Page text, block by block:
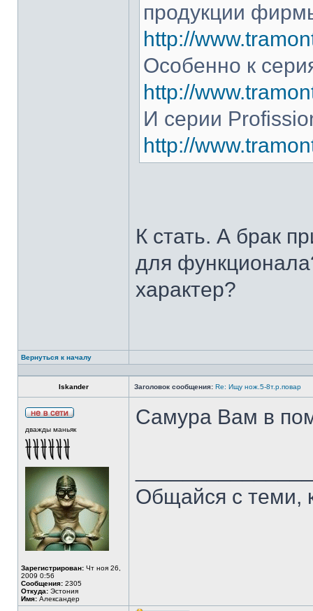
продукции
http://
Особенно к
http://
И серии
http://
К стать. А брак
для
характер?
Вернуться к началу
Iskander Заголовок сообщения: Re: Ищу нож.5-8т.р.повар
дважды маньяк
Зарегистрирован: Чт ноя 26,
2009 0:56
Сообщения: 2305
Откуда: Эстония
Имя: Александер
Самура Вам в
Общайся с теми,